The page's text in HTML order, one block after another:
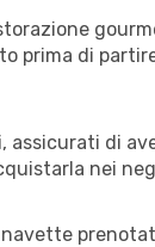
prima di
assicurati di
nei